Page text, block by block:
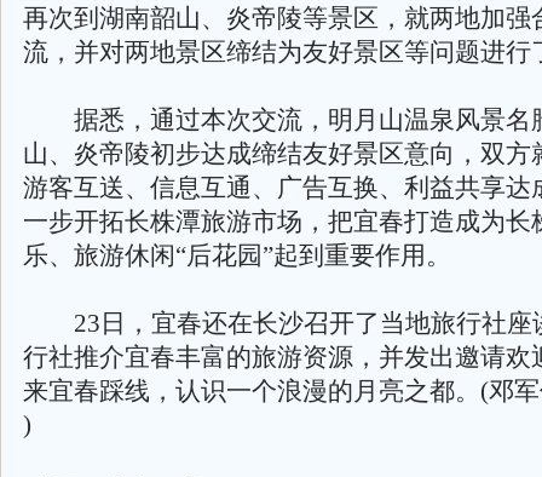
再次到湖南韶山、炎帝陵等景区，就两地加强
流，并对两地景区缔结为友好景区等问题进行
据悉，通过本次交流，明月山温泉风景名
山、炎帝陵初步达成缔结友好景区意向，双方
游客互送、信息互通、广告互换、利益共享达
一步开拓长株潭旅游市场，把宜春打造成为长
乐、旅游休闲“后花园”起到重要作用。
23日，宜春还在长沙召开了当地旅行社座
行社推介宜春丰富的旅游资源，并发出邀请欢
来宜春踩线，认识一个浪漫的月亮之都。(邓
)